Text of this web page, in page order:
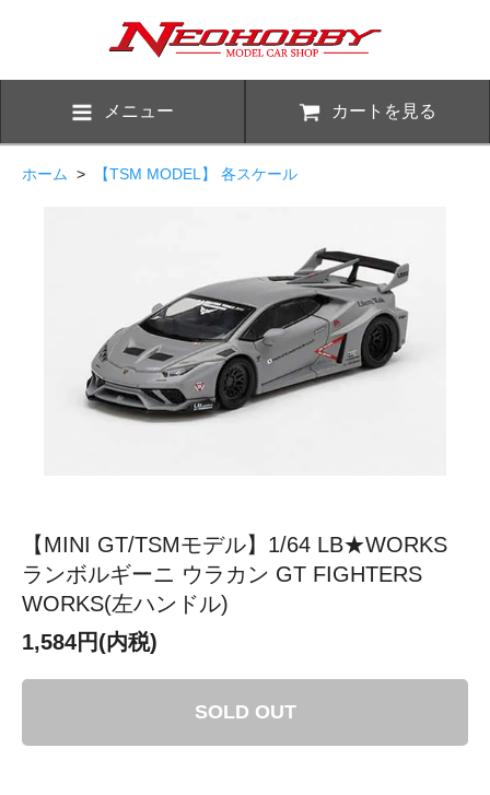
メニュー カートを見る
ホーム > 【TSM MODEL】 各スケール
【MINI GT/TSMモデル】1/64 LB★WORKS
ランボルギーニ ウラカン GT FIGHTERS
WORKS(左ハンドル)
1,584円(内税)
SOLD OUT